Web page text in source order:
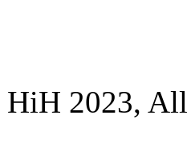
2023, All